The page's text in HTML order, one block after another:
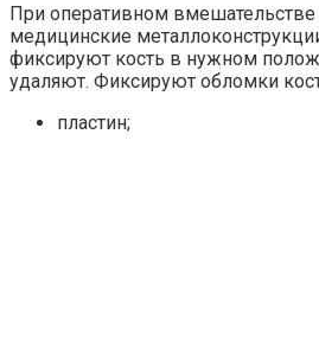
При оперативном вмешательстве
медицинские
фиксируют кость в нужном
удаляют. Фиксируют обломки
пластин;